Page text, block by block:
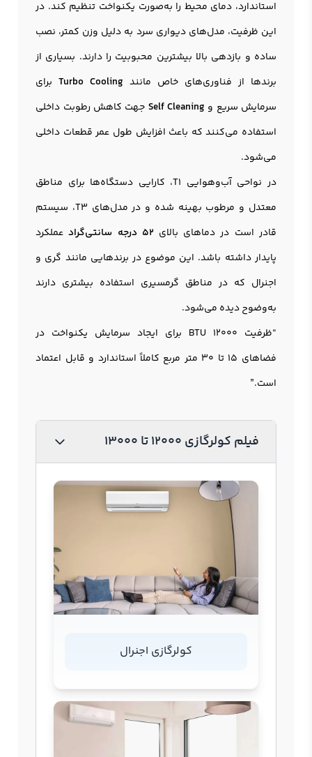
استاندارد، دمای محیط را به‌صورت یکنواخت تنظیم کند. در
این ظرفیت، مدل‌های دیواری سرد به دلیل وزن کمتر، نصب
ساده و بازدهی بالا بیشترین محبوبیت را دارند. بسیاری از
برندها از فناوری‌های خاص مانند Turbo Coolingبرای
سرمایش سریع و Self Cleaning جهت کاهش رطوبت داخلی
استفاده می‌کنند که باعث افزایش طول عمر قطعات داخلی
می‌شود.
در نواحی آب‌وهوایی T1، کارایی دستگاه‌ها برای مناطق
معتدل و مرطوب بهینه شده و در مدل‌های T3، سیستم
قادر است در دماهای بالای ۵۲ درجه سانتی‌گراد
عملکرد
پایدار داشته باشد. این موضوع در برندهایی مانند گری و
اجنرال که در مناطق گرمسیری استفاده بیشتری دارند
به‌وضوح دیده می‌شود.
“ظرفیت 12000 BTU برای ایجاد سرمایش یکنواخت در
فضاهای ۱۵ تا ۳۰ متر مربع کاملاً استاندارد و قابل اعتماد
است.”
فیلم کولرگازی 12000 تا 13000
کولرگازی اجنرال